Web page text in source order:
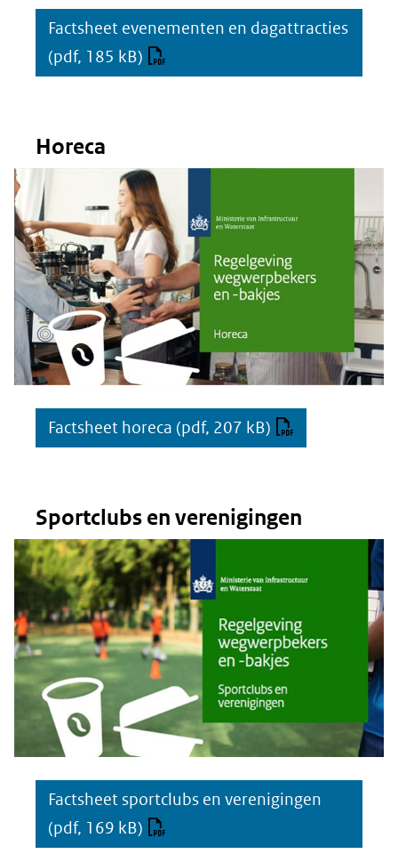
Factsheet evenementen en dagattracties
(pdf, 185 kB)
Horeca
Factsheet horeca (pdf, 207 kB)
Sportclubs en verenigingen
Factsheet sportclubs en verenigingen
(pdf, 169 kB)